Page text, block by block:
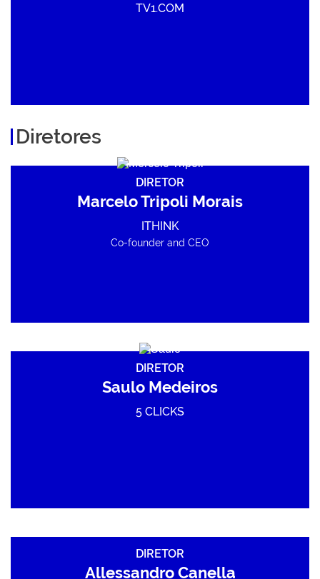
TV1.COM
Diretores
DIRETOR
Marcelo Tripoli Morais
ITHINK
Co-founder and CEO
DIRETOR
Saulo Medeiros
5 CLICKS
DIRETOR
Allessandro Canella